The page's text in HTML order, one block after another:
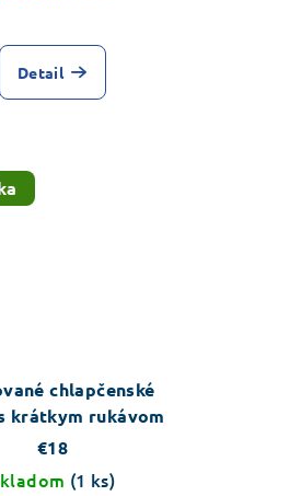
hodnotenie
produktu
je
Detail
chlapčenské
krátkym rukávom
€18
(1 ks)